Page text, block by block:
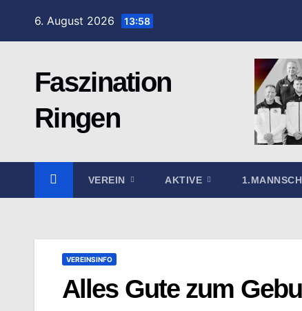
6. August 2026 13:58
Faszination
Ringen
VEREIN AKTIVE
VEREINSINFO
Alles Gute zum